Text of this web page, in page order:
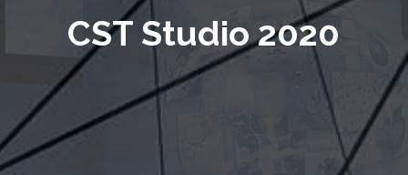
CST Studio 2020